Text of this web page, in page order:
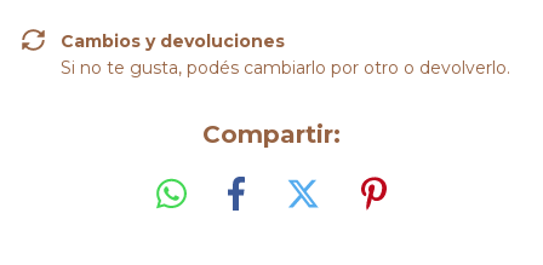
Cambios y devoluciones
Si no te gusta, podés cambiarlo por otro o devolverlo.
Compartir: